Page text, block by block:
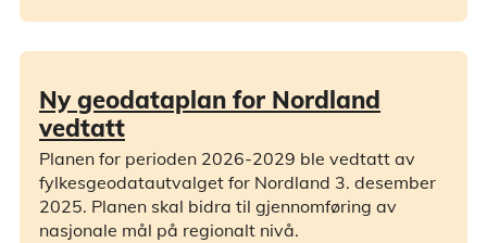
Ny geodataplan for Nordland
vedtatt
Planen for perioden 2026-2029 ble vedtatt av
fylkesgeodatautvalget for Nordland 3. desember
2025. Planen skal bidra til gjennomføring av
nasjonale mål på regionalt nivå.